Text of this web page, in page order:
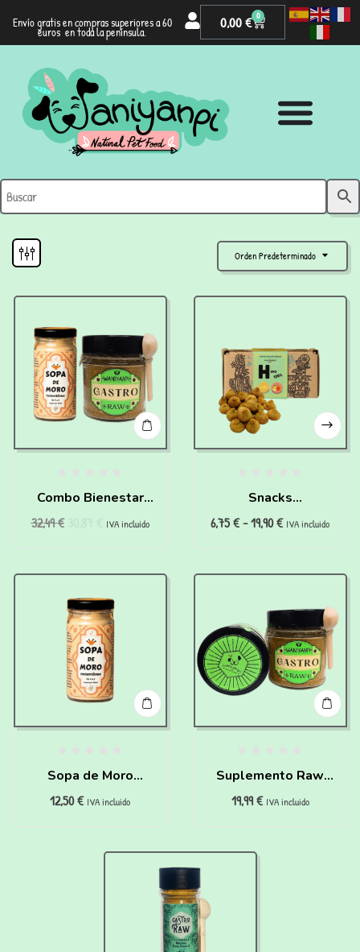
Envío gratis en compras superiores a 60
euros en toda la península.
0,00€ 0
Orden Predeterminado
Combo Bienestar
Digestivo
32,49€ IVA incluido
Snacks
hipoalergénicos
6,75€-19,90€ IVA incluido
Sopa de Moro
instantánea para
12,50€ IVA incluido
Suplemento Raw
Gastro para perros
19,99€ IVA incluido